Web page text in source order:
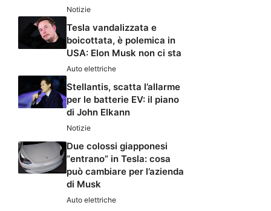
Notizie
Tesla vandalizzata e
boicottata, è polemica in
USA: Elon Musk non ci sta
Auto elettriche
Stellantis, scatta l’allarme
per le batterie EV: il piano
di John Elkann
Notizie
Due colossi giapponesi
“entrano” in Tesla: cosa
può cambiare per l’azienda
di Musk
Auto elettriche